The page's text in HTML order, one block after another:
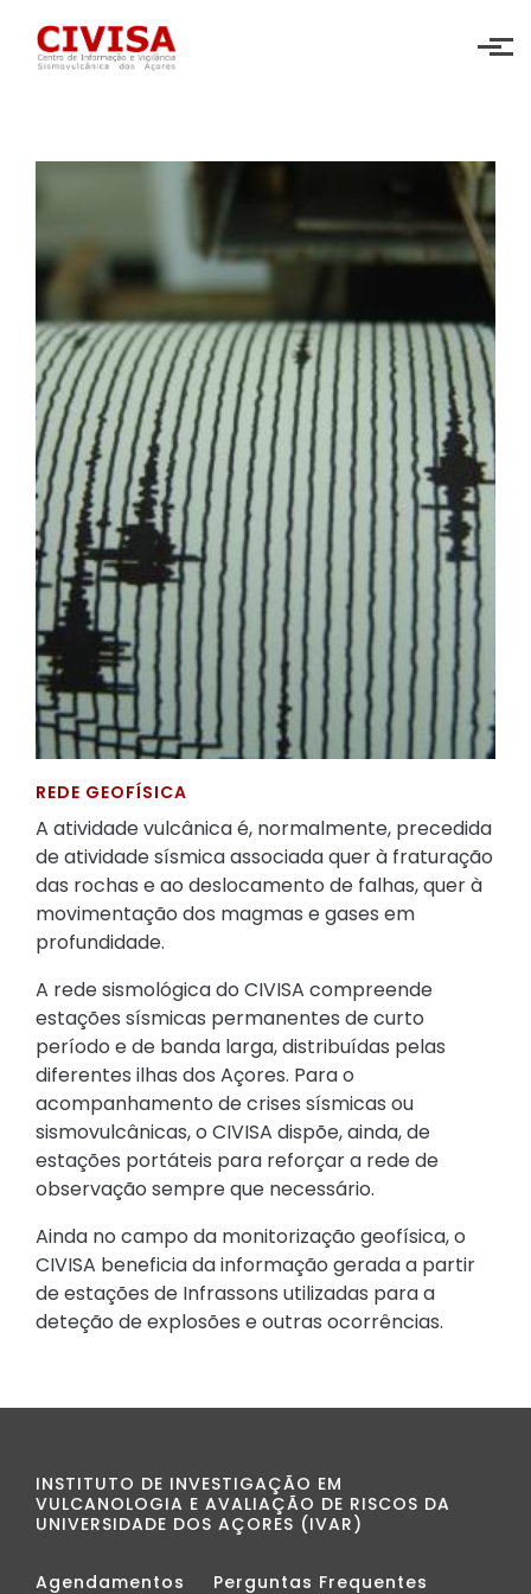
Skip to main content
REDE GEOFÍSICA
A atividade vulcânica é, normalmente, precedida
de atividade sísmica associada quer à fraturação
das rochas e ao deslocamento de falhas, quer à
movimentação dos magmas e gases em
profundidade.
A rede sismológica do CIVISA compreende
estações sísmicas permanentes de curto
período e de banda larga, distribuídas pelas
diferentes ilhas dos Açores. Para o
acompanhamento de crises sísmicas ou
sismovulcânicas, o CIVISA dispõe, ainda, de
estações portáteis para reforçar a rede de
observação sempre que necessário.
Ainda no campo da monitorização geofísica, o
CIVISA beneficia da informação gerada a partir
de estações de Infrassons utilizadas para a
deteção de explosões e outras ocorrências.
INSTITUTO DE INVESTIGAÇÃO EM
VULCANOLOGIA E AVALIAÇÃO DE RISCOS DA
UNIVERSIDADE DOS AÇORES (IVAR)
Agendamentos Perguntas Frequentes